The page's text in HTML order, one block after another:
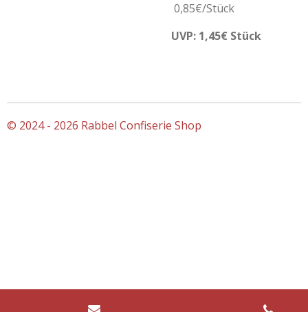
0,85€/Stück
UVP: 1,45€ Stück
© 2024 - 2026 Rabbel Confiserie Shop